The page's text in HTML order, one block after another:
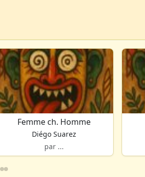
Femme ch. Homme
Diégo Suarez
par ...